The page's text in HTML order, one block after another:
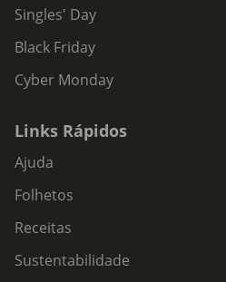
Singles' Day
Black Friday
Cyber Monday
Links Rápidos
Ajuda
Folhetos
Receitas
Sustentabilidade